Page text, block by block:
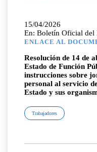
15/04/2026
En: Boletín Oficial del
ENLACE AL
Resolución de 14 de
Estado de Función
instrucciones sobre
personal al servicio
Estado y sus
Trabajadores